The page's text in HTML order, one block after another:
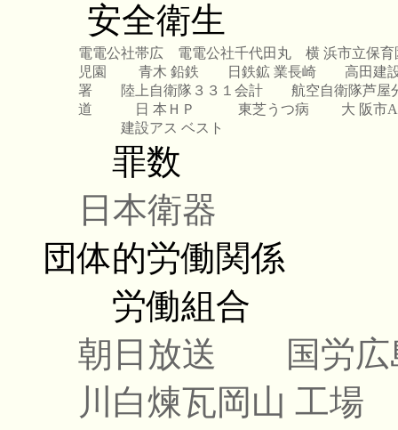
安全衛生
電電公社帯広 電電公社千代田丸
横 浜市立保育
児園
青木 鉛鉄 日鉄鉱 業長崎
高田建
署
陸上自衛隊３３１会計
航空自衛隊芦屋
道
日 本ＨＰ 東芝うつ病
大 阪市
建設アス ベスト
罪数
日本衛器
団体的労働関係
労働組合
朝日放送
国労
川白煉瓦岡山 工場